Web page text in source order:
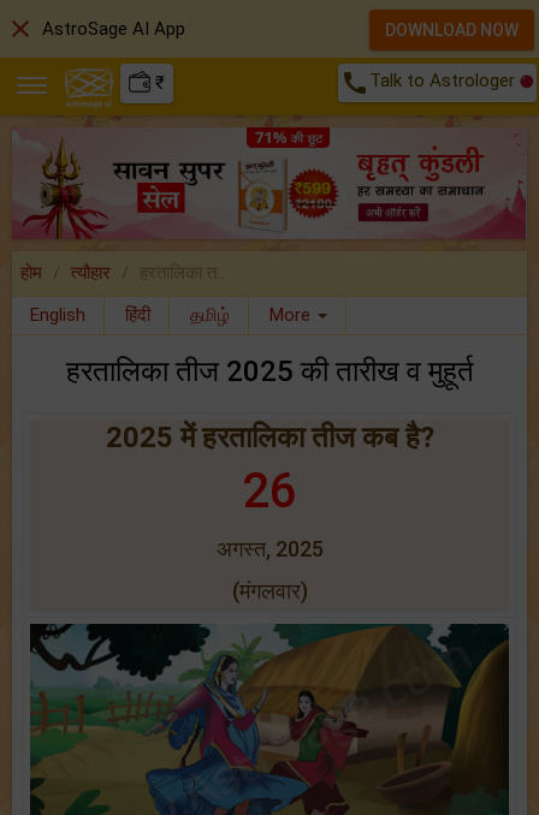
₹ call Talk to Astrologer
होम त्यौहार
हरतालिका त..
English
हिंदी தமிழ் More
हरतालिका तीज 2025 की तारीख व मुहूर्त
2025 में हरतालिका तीज कब है?
26
अगस्त, 2025
(मंगलवार)
close AstroSage AI App DOWNLOAD NOW